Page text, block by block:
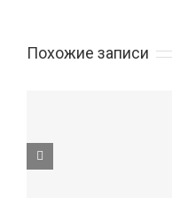
Похожие записи